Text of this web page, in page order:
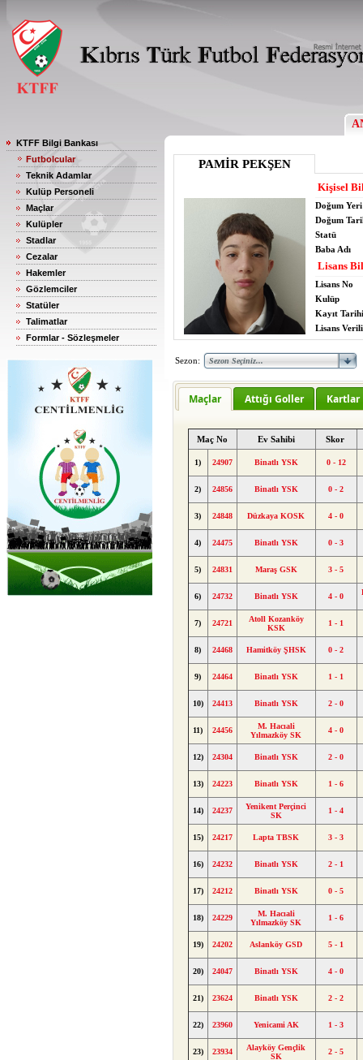
KTFF Bilgi Bankası
Futbolcular
Teknik Adamlar
Kulüp Personeli
Maçlar
Kulüpler
Stadlar
Cezalar
Hakemler
Gözlemciler
Statüler
Talimatlar
Formlar - Sözleşmeler
PAMİR PEKŞEN
Kişisel
Doğum Yeri
Doğum
Statü
Baba Adı
Lisans
Lisans No
Kulüp
Kayıt Tarihi
Lisans
Sezon:
Maçlar Attığı Goller Kartlar
Maç No Ev Sahibi Skor
1) 24907 Binatlı YSK 0 - 12
2) 24856 Binatlı YSK 0 - 2
3) 24848 Düzkaya KOSK 4 - 0
4) 24475 Binatlı YSK 0 - 3
5) 24831 Maraş GSK 3 - 5
6) 24732 Binatlı YSK 4 - 0
7) 24721
Atoll Kozanköy
KSK
1 - 1
8) 24468 Hamitköy ŞHSK 0 - 2
9) 24464 Binatlı YSK 1 - 1
10) 24413 Binatlı YSK 2 - 0
11) 24456
M. Hacıali
Yılmazköy SK
4 - 0
12) 24304 Binatlı YSK 2 - 0
13) 24223 Binatlı YSK 1 - 6
14) 24237
Yenikent Perçinci
SK
1 - 4
15) 24217 Lapta TBSK 3 - 3
16) 24232 Binatlı YSK 2 - 1
17) 24212 Binatlı YSK 0 - 5
18) 24229
M. Hacıali
Yılmazköy SK
1 - 6
19) 24202 Aslanköy GSD 5 - 1
20) 24047 Binatlı YSK 4 - 0
21) 23624 Binatlı YSK 2 - 2
22) 23960 Yenicami AK 1 - 3
23) 23934
Alayköy Gençlik
SK
2 - 5